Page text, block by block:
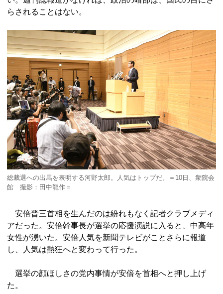
らされることはない。
総裁選への出馬を表明する河野太郎。人気はトップだ。＝10日、衆院会
館 撮影：田中龍作＝
安倍晋三首相を生んだのは紛れもなく記者クラブメディ
アだった。安倍幹事長が選挙の応援演説に入ると、中高年
女性が湧いた。安倍人気を新聞テレビがことさらに報道
し、人気は熱狂へと変わって行った。
選挙の顔ほしさの党内事情が安倍を首相へと押し上げ
た。